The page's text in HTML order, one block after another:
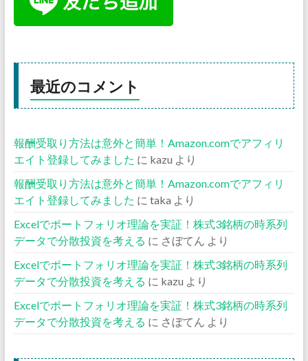
最近のコメント
報酬受取り方法は意外と簡単！Amazon.comでアフィリ
エイト登録してみました に kazu より
報酬受取り方法は意外と簡単！Amazon.comでアフィリ
エイト登録してみました に taka より
Excelでポートフォリオ理論を実証！株式3銘柄の時系列
データで分散投資を考える に さぼてん より
Excelでポートフォリオ理論を実証！株式3銘柄の時系列
データで分散投資を考える に kazu より
Excelでポートフォリオ理論を実証！株式3銘柄の時系列
データで分散投資を考える に さぼてん より